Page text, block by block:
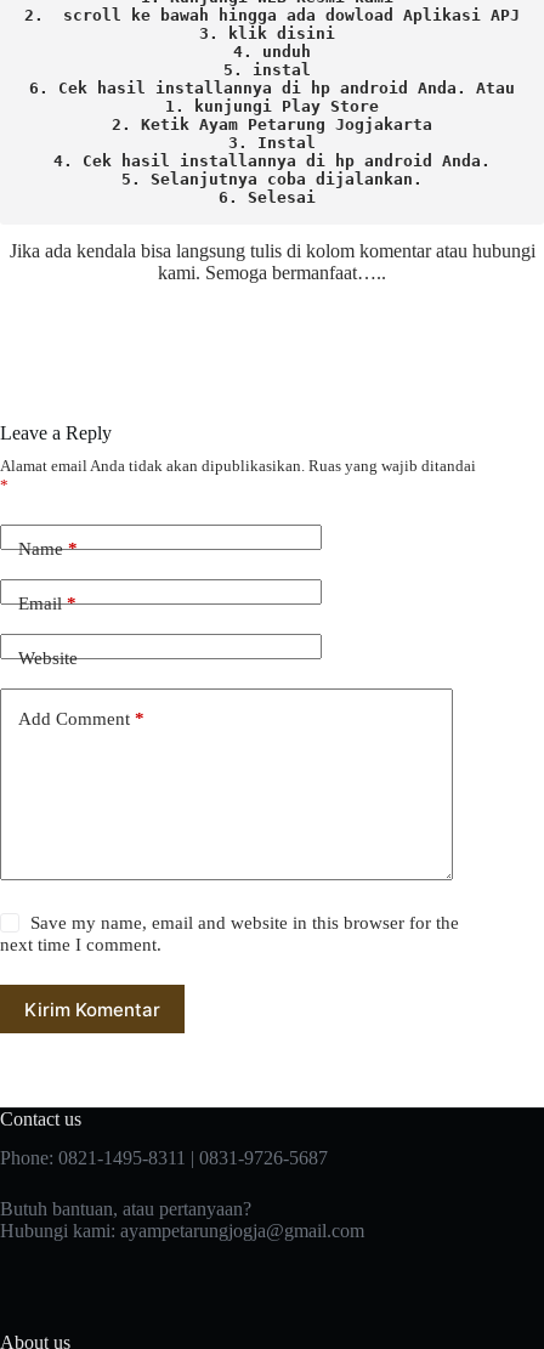
2.  scroll ke bawah hingga ada dowload Aplikasi APJ
3. klik disini
4. unduh
5. instal
6. Cek hasil installannya di hp android Anda. Atau
1. kunjungi Play Store
2. Ketik Ayam Petarung Jogjakarta
3. Instal
4. Cek hasil installannya di hp android Anda.
5. Selanjutnya coba dijalankan.
6. Selesai
Jika ada kendala bisa langsung tulis di kolom komentar atau hubungi
kami. Semoga bermanfaat…..
Leave a Reply
Alamat email Anda tidak akan dipublikasikan. Ruas yang wajib ditandai
*
Name*
Email*
Website
Add Comment *
Save my name, email and website in this browser for the
next time I comment.
Kirim Komentar
Contact us
Phone: 0821-1495-8311 | 0831-9726-5687
Butuh bantuan, atau pertanyaan?
Hubungi kami: ayampetarungjogja@gmail.com
About us